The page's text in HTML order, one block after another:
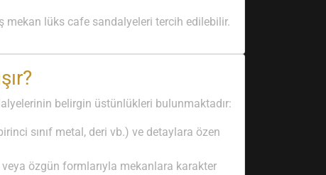
mekan lüks cafe sandalyeleri tercih edilebilir.
belirgin üstünlükleri bulunmaktadır:
sınıf metal, deri vb.) ve detaylara özen
özgün formlarıyla mekanlara karakter